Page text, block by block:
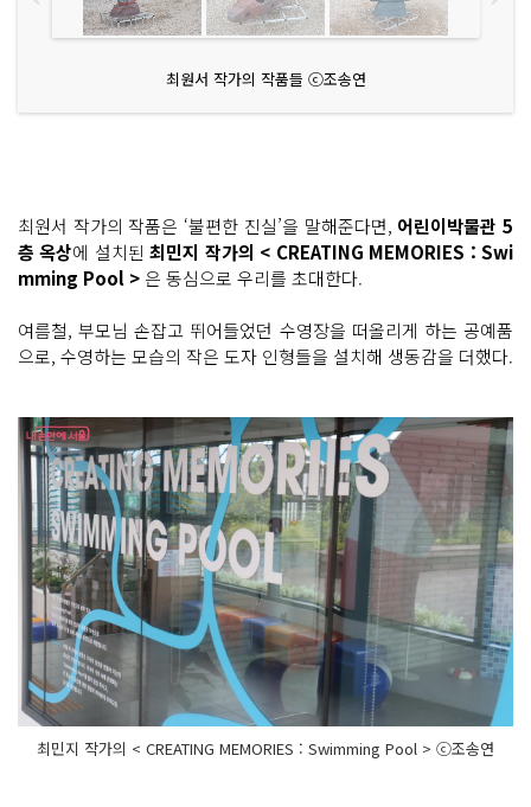
최원서 작가의 작품들 ⓒ조송연
최원서 작가의 작품은 ‘불편한 진실’을 말해준다면, 어린이박물관 5
층 옥상에 설치된최민지 작가의 < CREATING MEMORIES : Swi
mming Pool > 은 동심으로 우리를 초대한다.
여름철, 부모님 손잡고 뛰어들었던 수영장을 떠올리게 하는 공예품
으로, 수영하는 모습의 작은 도자 인형들을 설치해 생동감을 더했다.
최민지 작가의 < CREATING MEMORIES : Swimming Pool > ⓒ조송연